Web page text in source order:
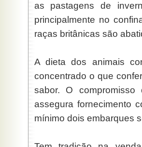
as pastagens de
principalmente no
raças britânicas são
A dieta dos animais
concentrado o que
sabor. O
assegura fornecimento
mínimo dois embarques